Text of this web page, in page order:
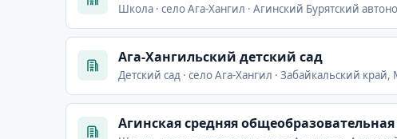
Школа · село Ага-Хангил · Агинский Бурятский
Ага-Хангильский детский сад
Детский сад · село Ага-Хангил · Забайкальский
Агинская средняя